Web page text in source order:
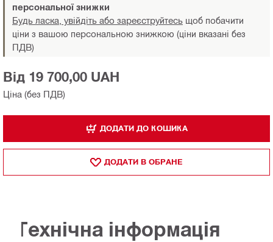
персональної знижки
Будь ласка, увійдіть або зареєструйтесь щоб побачити
ціни з вашою персональною знижкою (ціни вказані без
ПДВ)
Ціна (без ПДВ)
Від 19 700,00 UAH
ДОДАТИ ДО КОШИКА
ДОДАТИ В ОБРАНЕ
Технічна інформація